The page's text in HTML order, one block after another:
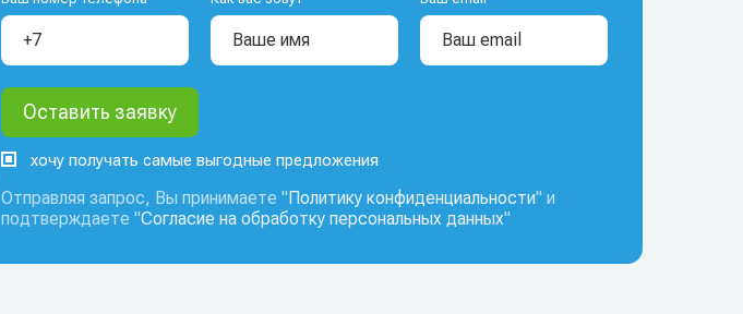
хочу получать самые выгодные предложения
Отправляя запрос, Вы принимаете " Политику конфиденциальности" и
подтверждаете "Согласие на обработку персональных данных"